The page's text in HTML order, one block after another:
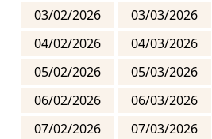
03/02/2026
03/03/2026
04/02/2026
04/03/2026
05/02/2026
05/03/2026
06/02/2026
06/03/2026
07/02/2026
07/03/2026